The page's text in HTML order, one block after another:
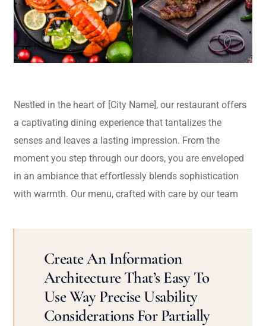
Nestled in the heart of [City Name], our restaurant offers
a captivating dining experience that tantalizes the
senses and leaves a lasting impression. From the
moment you step through our doors, you are enveloped
in an ambiance that effortlessly blends sophistication
with warmth. Our menu, crafted with care by our team
Create An Information
Architecture That’s Easy To
Use Way Precise Usability
Considerations For Partially